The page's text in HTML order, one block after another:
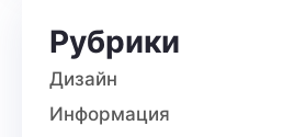
Рубрики
Дизайн
Информация